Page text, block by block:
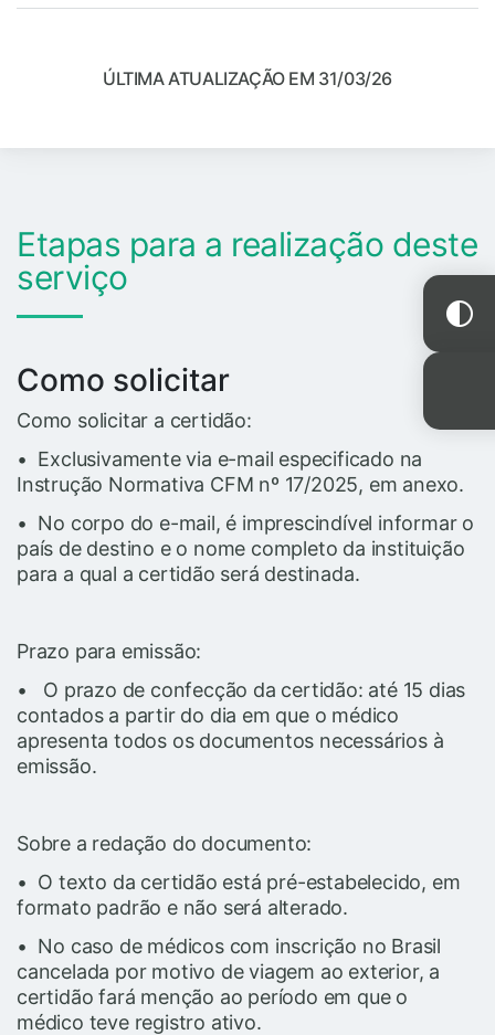
ÚLTIMA ATUALIZAÇÃO EM 31/03/26
Etapas para a realização deste
serviço
Como solicitar
Como solicitar a certidão:
• Exclusivamente via e-mail especificado na
Instrução Normativa CFM nº 17/2025, em anexo.
• No corpo do e-mail, é imprescindível informar o
país de destino e o nome completo da instituição
para a qual a certidão será destinada.
Prazo para emissão:
• O prazo de confecção da certidão: até 15 dias
contados a partir do dia em que o médico
apresenta todos os documentos necessários à
emissão.
Sobre a redação do documento:
• O texto da certidão está pré-estabelecido, em
formato padrão e não será alterado.
• No caso de médicos com inscrição no Brasil
cancelada por motivo de viagem ao exterior, a
certidão fará menção ao período em que o
médico teve registro ativo.